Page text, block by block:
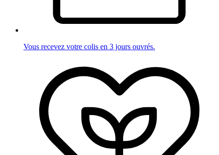
Vous recevez votre colis en 3 jours ouvrés.